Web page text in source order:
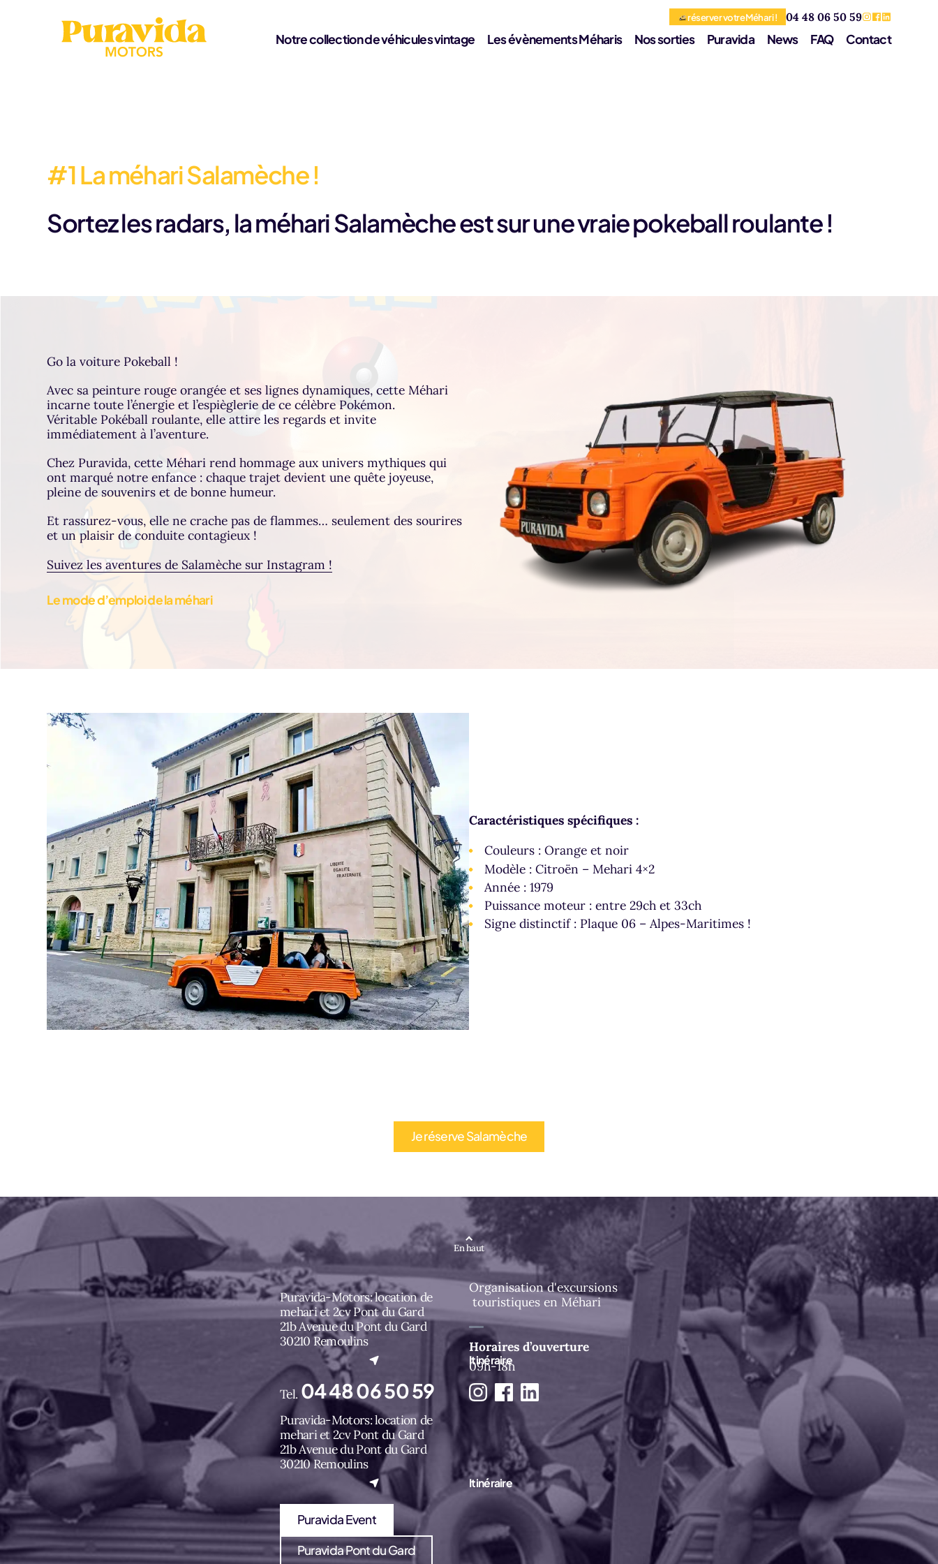
Notre collection de véhicules vintage Les évènements Méharis Nos sorties Puravida News FAQ Contact
réserver votre Méhari ! 04 48 06 50 59
#1 La méhari Salamèche !
Sortez les radars, la méhari Salamèche est sur une vraie pokeball roulante !
Go la voiture Pokeball !
Avec sa peinture rouge orangée et ses lignes dynamiques, cette Méhari
incarne toute l’énergie et l’espièglerie de ce célèbre Pokémon.
Véritable Pokéball roulante, elle attire les regards et invite
immédiatement à l’aventure.
Chez Puravida, cette Méhari rend hommage aux univers mythiques qui
ont marqué notre enfance : chaque trajet devient une quête joyeuse,
pleine de souvenirs et de bonne humeur.
Et rassurez-vous, elle ne crache pas de flammes… seulement des sourires
et un plaisir de conduite contagieux !
Suivez les aventures de Salamèche sur Instagram !
Le mode d’emploi de la méhari(nouvel onglet)
Caractéristiques spécifiques :
Couleurs : Orange et noir
Modèle : Citroën – Mehari 4×2
Année : 1979
Puissance moteur : entre 29ch et 33ch
Signe distinctif : Plaque 06 – Alpes-Maritimes !
Je réserve Salamèche
En haut
Puravida-Motors: location de
mehari et 2cv Pont du Gard
21b Avenue du Pont du Gard
30210 Remoulins
Itinéraire
(nouvel onglet)
Tel. 04 48 06 50 59
Puravida-Motors: location de
mehari et 2cv Pont du Gard
21b Avenue du Pont du Gard
30210 Remoulins
Itinéraire
(nouvel onglet)
Puravida Event
Puravida Pont du Gard
Organisation d'excursions
touristiques en Méhari
Horaires d’ouverture
09h-18h